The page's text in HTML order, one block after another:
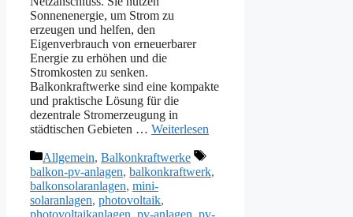
Sonnenenergie, um Strom zu
erzeugen und helfen, den
Eigenverbrauch von erneuerbarer
Energie zu erhöhen und die
Stromkosten zu senken.
Balkonkraftwerke sind eine kompakte
und praktische Lösung für die
dezentrale Stromerzeugung in
städtischen Gebieten … Weiterlesen
Kategorien
Allgemein, Balkonkraftwerke
Schlagwörter
balkon-pv-anlagen, balkonkraftwerk,
balkonsolaranlagen, mini-
solaranlagen, photovoltaik,
photovoltaikanlagen, pv-anlagen, pv-